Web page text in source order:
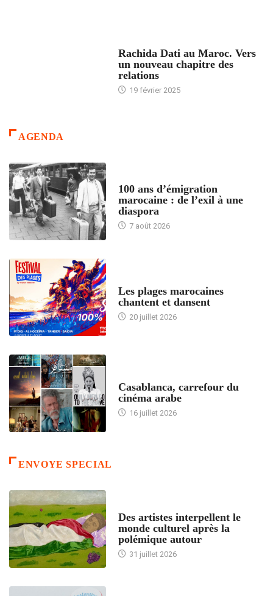
Rachida Dati au Maroc. Vers
un nouveau chapitre des
relations
19 février 2025
AGENDA
100 ans d’émigration
marocaine : de l’exil à une
diaspora
7 août 2026
Les plages marocaines
chantent et dansent
20 juillet 2026
Casablanca, carrefour du
cinéma arabe
16 juillet 2026
ENVOYE SPECIAL
Des artistes interpellent le
monde culturel après la
polémique autour
31 juillet 2026